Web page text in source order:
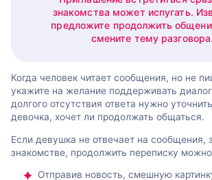
знакомства может испугать.
предложите продолжить
смените тему разговора.
Когда человек читает сообщения, но не
укажите на желание поддерживать
долгого отсутствия ответа нужно
девочка, хочет ли продолжать общаться.
Если девушка не отвечает на сообщения,
знакомстве, продолжить переписку
Отправив новость, смешную